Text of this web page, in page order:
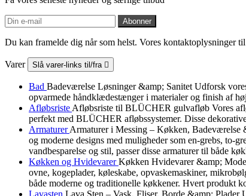
Du kan framelde dig når som helst. Vores kontaktoplysninger
Varer Slå varer-links til/fra 
Bad Badeværelse Løsninger &amp; Sanitet Udforsk
opvarmede håndklædestænger i materialer og finish af
Afløbsriste Afløbsriste til BLÜCHER gulvafløb Vores
perfekt med BLÜCHER afløbssystemer. Disse
ArmaturerArmaturer i Messing – Køkken, Badeværelse
og moderne designs med muligheder som en-grebs,
vandbesparelse og stil, passer disse armaturer til både
Køkken og HvidevarerKøkken Hvidevarer &amp;
ovne, kogeplader, køleskabe, opvaskemaskiner,
både moderne og traditionelle køkkener. Hvert produkt
Lavasten Lava Sten – Vask, Fliser, Borde &amp; Plader